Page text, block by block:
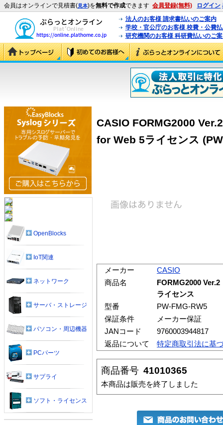
会員はオンラインで見積書(見本)を無料で作成できます 会員登録(無料) ログイン
法人のお客様 請求書払いのご案内
学校・官公庁のお客様 校費・公費
研究機関のお客様 科研費払いのご
CASIO FORMG2000
for Web 5ライセンス
メーカー
CASIO
商品名
FORMG2000
ライセンス
型番
PW-FMG-RW5
保証条件
メーカー保証
JANコード
9760003944817
返品について
特定商取引法に基
商品番号 41010365
本商品は販売を終了しました
OpenBlocks
IoT関連
ネットワーク
サーバ・ストレージ
パソコン・周辺機器
PCパーツ
サプライ
ソフト・ライセンス